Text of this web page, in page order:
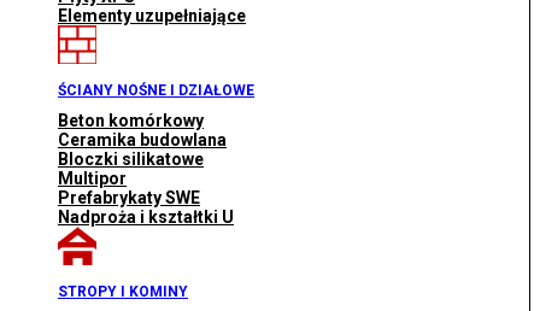
Elementy uzupełniające
ŚCIANY NOŚNE I DZIAŁOWE
Beton komórkowy
Ceramika budowlana
Bloczki silikatowe
Multipor
Prefabrykaty SWE
Nadproża i kształtki U
STROPY I KOMINY